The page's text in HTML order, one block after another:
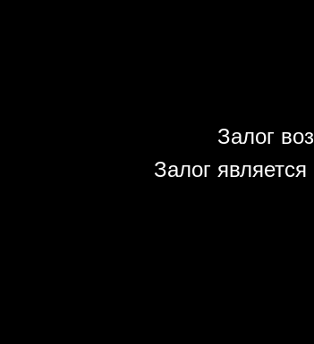
Залог
Залог